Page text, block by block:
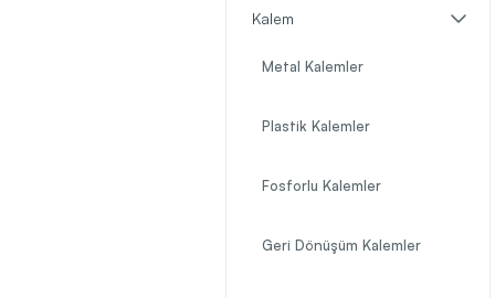
Kalem
Metal Kalemler
Plastik Kalemler
Fosforlu Kalemler
Geri Dönüşüm Kalemler